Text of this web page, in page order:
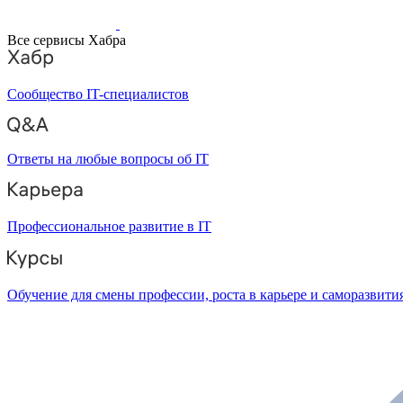
Все сервисы Хабра
Сообщество IT-специалистов
Ответы на любые вопросы об IT
Профессиональное развитие в IT
Обучение для смены профессии, роста в карьере и